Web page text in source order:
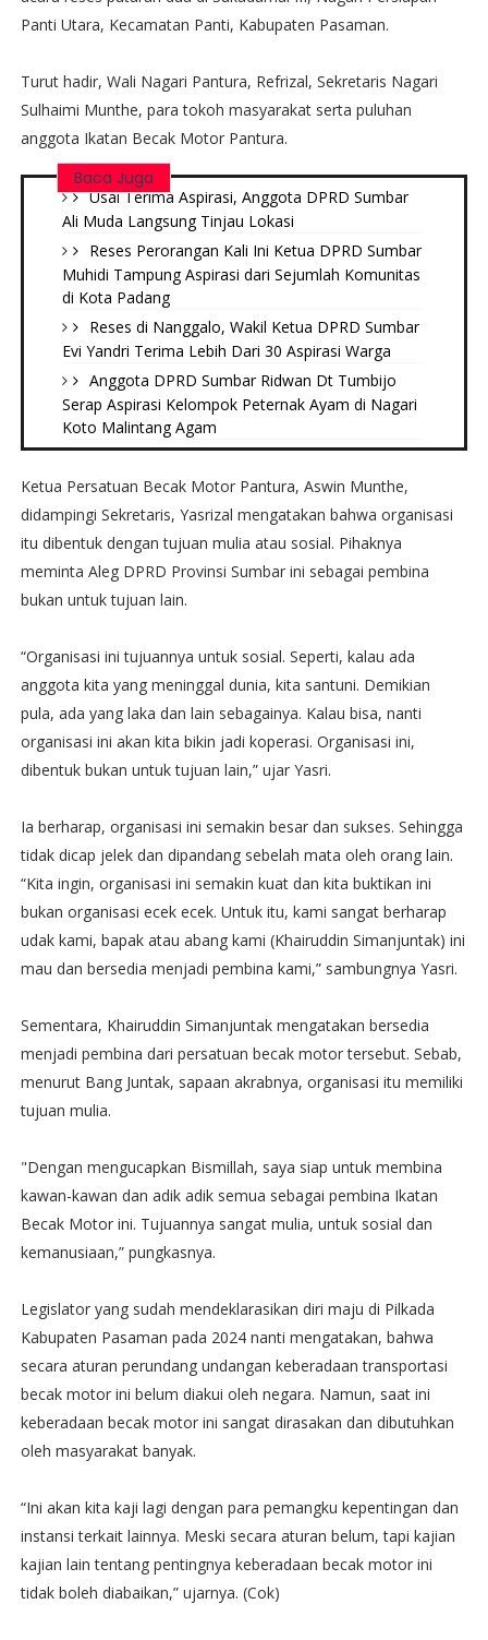
Panti Utara, Kecamatan Panti, Kabupaten Pasaman.
Turut hadir, Wali Nagari Pantura, Refrizal, Sekretaris Nagari
Sulhaimi Munthe, para tokoh masyarakat serta puluhan
anggota Ikatan Becak Motor Pantura.
Baca Juga
Usai Terima Aspirasi, Anggota DPRD Sumbar
Ali Muda Langsung Tinjau Lokasi
Reses Perorangan Kali Ini Ketua DPRD Sumbar
Muhidi Tampung Aspirasi dari Sejumlah Komunitas
di Kota Padang
Reses di Nanggalo, Wakil Ketua DPRD Sumbar
Evi Yandri Terima Lebih Dari 30 Aspirasi Warga
Anggota DPRD Sumbar Ridwan Dt Tumbijo
Serap Aspirasi Kelompok Peternak Ayam di Nagari
Koto Malintang Agam
Ketua Persatuan Becak Motor Pantura, Aswin Munthe,
didampingi Sekretaris, Yasrizal mengatakan bahwa organisasi
itu dibentuk dengan tujuan mulia atau sosial. Pihaknya
meminta Aleg DPRD Provinsi Sumbar ini sebagai pembina
bukan untuk tujuan lain.
“Organisasi ini tujuannya untuk sosial. Seperti, kalau ada
anggota kita yang meninggal dunia, kita santuni. Demikian
pula, ada yang laka dan lain sebagainya. Kalau bisa, nanti
organisasi ini akan kita bikin jadi koperasi. Organisasi ini,
dibentuk bukan untuk tujuan lain,” ujar Yasri.
Ia berharap, organisasi ini semakin besar dan sukses. Sehingga
tidak dicap jelek dan dipandang sebelah mata oleh orang lain.
“Kita ingin, organisasi ini semakin kuat dan kita buktikan ini
bukan organisasi ecek ecek. Untuk itu, kami sangat berharap
udak kami, bapak atau abang kami (Khairuddin Simanjuntak) ini
mau dan bersedia menjadi pembina kami,” sambungnya Yasri.
Sementara, Khairuddin Simanjuntak mengatakan bersedia
menjadi pembina dari persatuan becak motor tersebut. Sebab,
menurut Bang Juntak, sapaan akrabnya, organisasi itu memiliki
tujuan mulia.
"Dengan mengucapkan Bismillah, saya siap untuk membina
kawan-kawan dan adik adik semua sebagai pembina Ikatan
Becak Motor ini. Tujuannya sangat mulia, untuk sosial dan
kemanusiaan,” pungkasnya.
Legislator yang sudah mendeklarasikan diri maju di Pilkada
Kabupaten Pasaman pada 2024 nanti mengatakan, bahwa
secara aturan perundang undangan keberadaan transportasi
becak motor ini belum diakui oleh negara. Namun, saat ini
keberadaan becak motor ini sangat dirasakan dan dibutuhkan
oleh masyarakat banyak.
“Ini akan kita kaji lagi dengan para pemangku kepentingan dan
instansi terkait lainnya. Meski secara aturan belum, tapi kajian
kajian lain tentang pentingnya keberadaan becak motor ini
tidak boleh diabaikan,” ujarnya. (Cok)